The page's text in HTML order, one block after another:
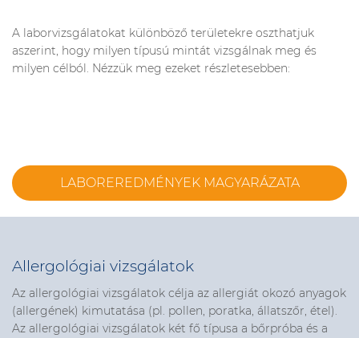
A laborvizsgálatokat különböző területekre oszthatjuk
aszerint, hogy milyen típusú mintát vizsgálnak meg és
milyen célból. Nézzük meg ezeket részletesebben:
LABOREREDMÉNYEK MAGYARÁZATA
Allergológiai vizsgálatok
Az allergológiai vizsgálatok célja az allergiát okozó anyagok
(allergének) kimutatása (pl. pollen, poratka, állatszőr, étel).
Az allergológiai vizsgálatok két fő típusa a bőrpróba és a